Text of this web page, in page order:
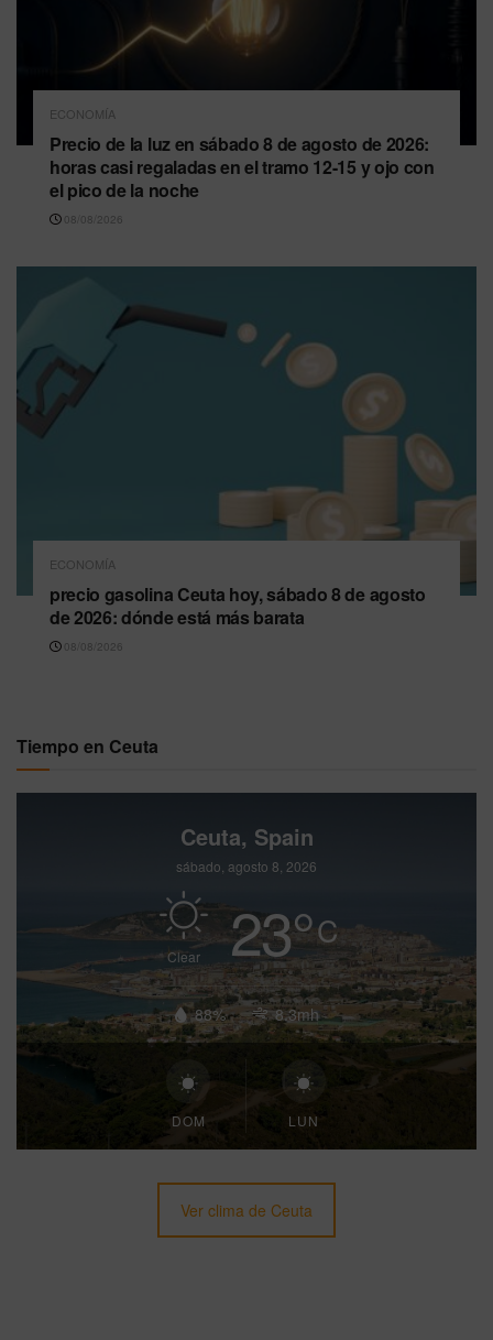
ECONOMÍA
Precio de la luz en sábado 8 de agosto de 2026:
horas casi regaladas en el tramo 12-15 y ojo con
el pico de la noche
08/08/2026
ECONOMÍA
precio gasolina Ceuta hoy, sábado 8 de agosto
de 2026: dónde está más barata
08/08/2026
Tiempo en Ceuta
Ceuta, Spain
sábado, agosto 8, 2026
Clear 23°C
88% 8.3mh
DOM LUN
Ver clima de Ceuta